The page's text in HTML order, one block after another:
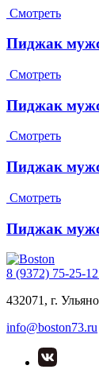
Смотреть
Пиджак
Смотреть
Пиджак
Смотреть
Пиджак
Смотреть
Пиджак
8 (9372) 75-25-12
432071, г.
info@boston73.ru